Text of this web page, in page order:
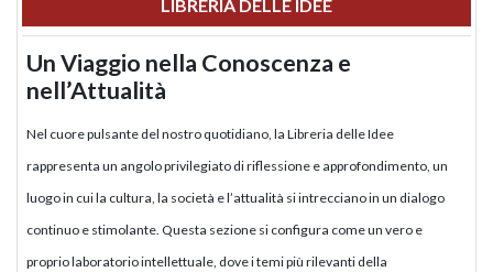
LIBRERIA DELLE IDEE
Un Viaggio nella Conoscenza e
nell’Attualità
Nel cuore pulsante del nostro quotidiano, la Libreria delle Idee
rappresenta un angolo privilegiato di riflessione e approfondimento, un
luogo in cui la cultura, la società e l’attualità si intrecciano in un dialogo
continuo e stimolante. Questa sezione si configura come un vero e
proprio laboratorio intellettuale, dove i temi più rilevanti della